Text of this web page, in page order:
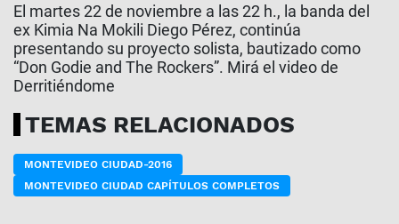
El martes 22 de noviembre a las 22 h., la banda del
ex Kimia Na Mokili Diego Pérez, continúa
presentando su proyecto solista, bautizado como
“Don Godie and The Rockers”. Mirá el video de
Derritiéndome
TEMAS RELACIONADOS
MONTEVIDEO CIUDAD-2016
MONTEVIDEO CIUDAD CAPÍTULOS COMPLETOS